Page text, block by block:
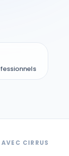
CIRRUS